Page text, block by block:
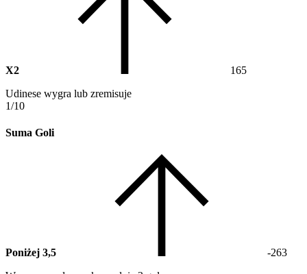
X2
165
Udinese wygra lub zremisuje
1/10
Suma Goli
Poniżej 3,5
-263